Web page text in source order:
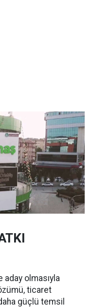
olmasıyla
ticaret
güçlü temsil